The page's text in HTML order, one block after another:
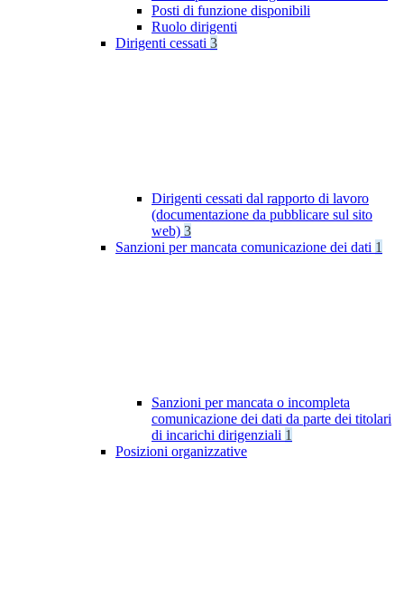
Posti di funzione disponibili
Ruolo dirigenti
Dirigenti cessati 3
Dirigenti cessati dal rapporto di lavoro
(documentazione da pubblicare sul sito
web) 3
Sanzioni per mancata comunicazione dei dati 1
Sanzioni per mancata o incompleta
comunicazione dei dati da parte dei titolari
di incarichi dirigenziali 1
Posizioni organizzative